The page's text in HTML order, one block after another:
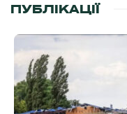
ПУБЛІКАЦІЇ